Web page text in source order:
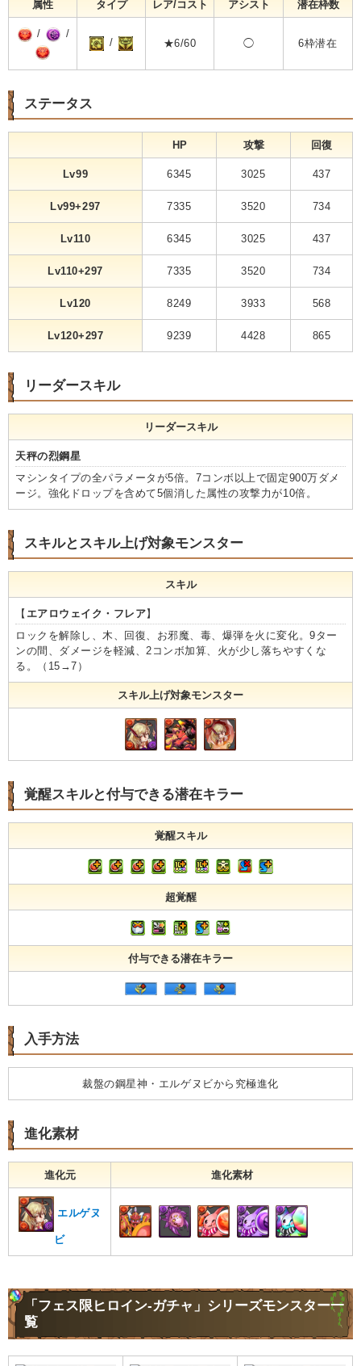
属性 タイプ レア/コスト アシスト 潜在枠数
/ /
/ ★6/60 ◯ 6枠潜在
ステータス
HP 攻撃 回復
Lv99 6345 3025 437
Lv99+297 7335 3520 734
Lv110 6345 3025 437
Lv110+297 7335 3520 734
Lv120 8249 3933 568
Lv120+297 9239 4428 865
リーダースキル
リーダースキル
天秤の烈鋼星
マシンタイプの全パラメータが5倍。7コンボ以上で固定900万ダメ
ージ。強化ドロップを含めて5個消した属性の攻撃力が10倍。
スキルとスキル上げ対象モンスター
スキル
【 エアロウェイク・フレア】
ロックを解除し、木、回復、お邪魔、毒、爆弾を火に変化。9ター
ンの間、ダメージを軽減、2コンボ加算、火が少し落ちやすくな
る。（15→7）
スキル上げ対象モンスター
覚醒スキルと付与できる潜在キラー
覚醒スキル
超覚醒
付与できる潜在キラー
入手方法
裁盤の鋼星神・エルゲヌビから究極進化
進化素材
進化元 進化素材
エルゲヌ
ビ
「フェス限ヒロイン-ガチャ」シリーズモンスター一
覧